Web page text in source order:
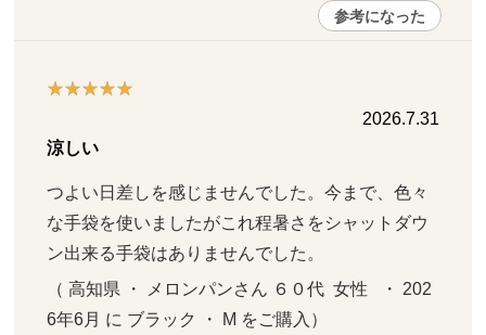
参考になった
2026.7.31
涼しい
つよい日差しを感じませんでした。今まで、色々
な手袋を使いましたがこれ程暑さをシャットダウ
ン出来る手袋はありませんでした。
（ 高知県 ・ メロンパンさん ６０代  女性   ・ 202
6年6月 に ブラック ・ M をご購入）